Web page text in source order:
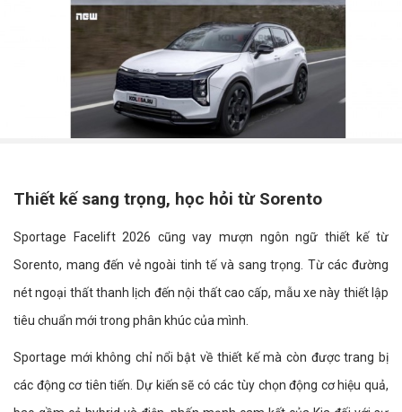
Thiết kế sang trọng, học hỏi từ Sorento
Sportage Facelift 2026 cũng vay mượn ngôn ngữ thiết kế từ
Sorento, mang đến vẻ ngoài tinh tế và sang trọng. Từ các đường
nét ngoại thất thanh lịch đến nội thất cao cấp, mẫu xe này thiết lập
tiêu chuẩn mới trong phân khúc của mình.
Sportage mới không chỉ nổi bật về thiết kế mà còn được trang bị
các động cơ tiên tiến. Dự kiến sẽ có các tùy chọn động cơ hiệu quả,